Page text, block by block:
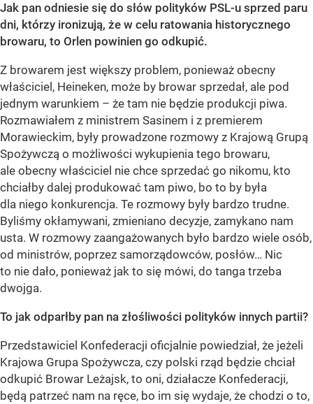
Jak pan odniesie się do słów polityków PSL-u sprzed paru
dni, którzy ironizują, że w celu ratowania historycznego
browaru, to Orlen powinien go odkupić.
Z browarem jest większy problem, ponieważ obecny
właściciel, Heineken, może by browar sprzedał, ale pod
jednym warunkiem – że tam nie będzie produkcji piwa.
Rozmawiałem z ministrem Sasinem i z premierem
Morawieckim, były prowadzone rozmowy z Krajową Grupą
Spożywczą o możliwości wykupienia tego browaru,
ale obecny właściciel nie chce sprzedać go nikomu, kto
chciałby dalej produkować tam piwo, bo to by była
dla niego konkurencja. Te rozmowy były bardzo trudne.
Byliśmy okłamywani, zmieniano decyzje, zamykano nam
usta. W rozmowy zaangażowanych było bardzo wiele osób,
od ministrów, poprzez samorządowców, posłów… Nic
to nie dało, ponieważ jak to się mówi, do tanga trzeba
dwojga.
To jak odparłby pan na złośliwości polityków innych partii?
Przedstawiciel Konfederacji oficjalnie powiedział, że jeżeli
Krajowa Grupa Spożywcza, czy polski rząd będzie chciał
odkupić Browar Leżajsk, to oni, działacze Konfederacji,
będą patrzeć nam na ręce, bo im się wydaje, że chodzi o to,